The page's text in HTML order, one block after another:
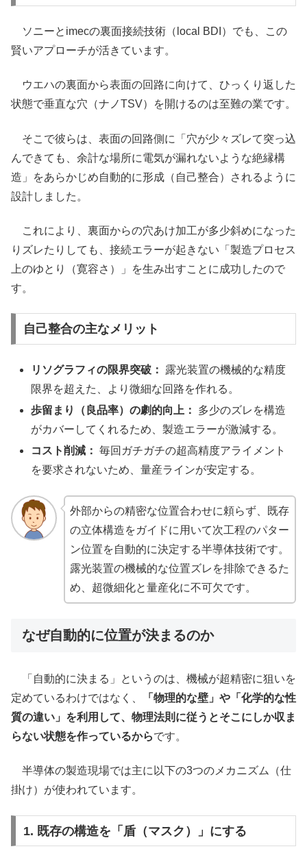
ソニーとimecの裏面接続技術（local BDI）でも、この
賢いアプローチが活きています。
ウエハの裏面から表面の回路に向けて、ひっくり返した
状態で垂直な穴（ナノTSV）を開けるのは至難の業です。
そこで彼らは、表面の回路側に「穴が少々ズレて突っ込
んできても、余計な場所に電気が漏れないような絶縁構
造」をあらかじめ自動的に形成（自己整合）されるように
設計しました。
これにより、裏面からの穴あけ加工が多少斜めになった
りズレたりしても、接続エラーが起きない「製造プロセス
上のゆとり（寛容さ）」を生み出すことに成功したので
す。
自己整合の主なメリット
リソグラフィの限界突破：
露光装置の機械的な精度
限界を超えた、より微細な回路を作れる。
歩留まり（良品率）の劇的向上：
多少のズレを構造
がカバーしてくれるため、製造エラーが激減する。
コスト削減： 毎回ガチガチの超高精度アライメント
を要求されないため、量産ラインが安定する。
外部からの精密な位置合わせに頼らず、既存
の立体構造をガイドに用いて次工程のパター
ン位置を自動的に決定する半導体技術です。
露光装置の機械的な位置ズレを排除できるた
め、超微細化と量産化に不可欠です。
なぜ自動的に位置が決まるのか
「自動的に決まる」というのは、機械が超精密に狙いを
定めているわけではなく、
「物理的な壁」や「化学的な性
質の違い」を利用して、物理法則に従うとそこにしか収ま
らない状態を作っているからです。
半導体の製造現場では主に以下の3つのメカニズム（仕
掛け）が使われています。
1. 既存の構造を「盾（マスク）」にする